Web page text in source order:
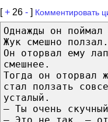
[+ 26 - ] Комментировать
Однажды он поймал
Жук смешно ползал.
Он оторвал ему
смешнее.
Тогда он оторвал
стал ползать
усталый.
— Ты очень
— Это не так, —